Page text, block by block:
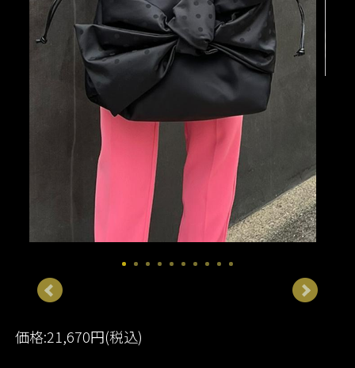
価格:21,670円(税込)